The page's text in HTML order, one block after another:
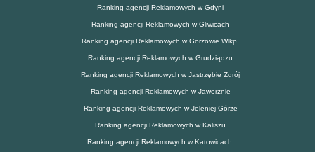
Ranking agencji Reklamowych w Gdyni
Ranking agencji Reklamowych w Gliwicach
Ranking agencji Reklamowych w Gorzowie Wlkp.
Ranking agencji Reklamowych w Grudziądzu
Ranking agencji Reklamowych w Jastrzębie Zdrój
Ranking agencji Reklamowych w Jaworznie
Ranking agencji Reklamowych w Jeleniej Górze
Ranking agencji Reklamowych w Kaliszu
Ranking agencji Reklamowych w Katowicach